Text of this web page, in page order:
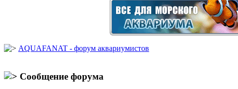
AQUAFANAT - форум аквариумистов
Сообщение форума